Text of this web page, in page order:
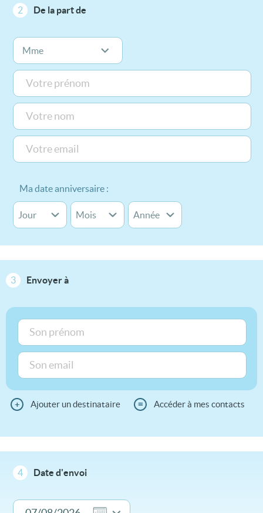
2 De la part de
Ma date anniversaire :
3 Envoyer à
+ Ajouter un destinataire ≡ Accéder à mes contacts
4 Date d'envoi